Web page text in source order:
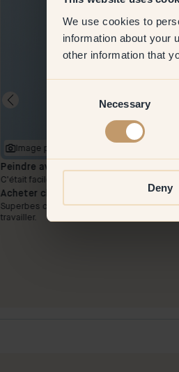
We use cookies to
information about your
other information that
Necessary
Deny
Image produit
Peindre avec :
C'était facile et bon.
Acheter chez Klint :
Superbes couleurs qui couvrent bien.
travailler.